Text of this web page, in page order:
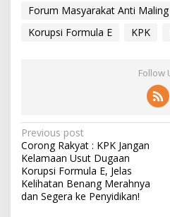
Forum Masyarakat Anti Maling
Korupsi Formula E
KPK
Follow
P
o
s
t
Previous post
Corong Rakyat : KPK Jangan
Kelamaan Usut Dugaan
Korupsi Formula E, Jelas
Kelihatan Benang Merahnya
dan Segera ke Penyidikan!